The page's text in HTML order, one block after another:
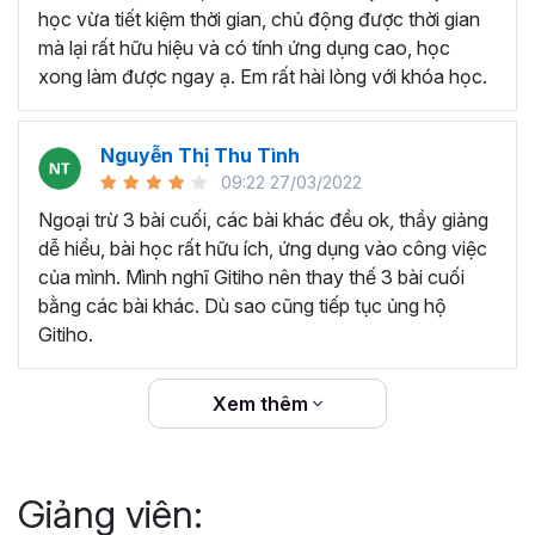
thêm ký hiệu tiền tệ, viết biểu thức hóa học - toán
học và loại bỏ dữ liệu trùng lặp.
Tổng hợp thủ thuật với hàm, công thức bao gồm
cách tắt/mở gợi ý khi viết hàm, đặt tên và sử dụng
gian.
Tổng hợp hàm, công thức tính toán theo thời gian
như hàm tính toán theo tháng, tuổi, ngày hết hạn
hợp đồng,...
Hướng dẫn dùng các hàm và công thức nâng cao
nhưSUM, SUMIFS, VLOOKUP, INDEX, và các thủ
thuật hay trong Excel khác với hàm và công thức.
Những thiết lập chế độ làm việc trên Excel như thiết
lập theme, background, in ấn, và các thanh, tiêu đề,
đường kẻ lưới trong Excel.
và gán nội dung văn bản vào hình khối.
học vừa tiết kiệm thời gian, chủ động được thời gian
mà lại rất hữu hiệu và có tính ứng dụng cao, học
xong làm được ngay ạ. Em rất hài lòng với khóa học.
Nguyễn Thị Thu Tình
09:22 27/03/2022
Ngoại trừ 3 bài cuối, các bài khác đều ok, thầy giảng
dễ hiểu, bài học rất hữu ích, ứng dụng vào công việc
của mình. Mình nghĩ Gitiho nên thay thế 3 bài cuối
bằng các bài khác. Dù sao cũng tiếp tục ủng hộ
Gitiho.
Xem thêm
Giảng viên: